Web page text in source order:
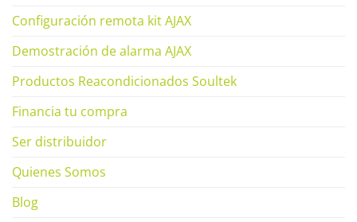
Configuración remota kit AJAX
Demostración de alarma AJAX
Productos Reacondicionados Soultek
Financia tu compra
Ser distribuidor
Quienes Somos
Blog